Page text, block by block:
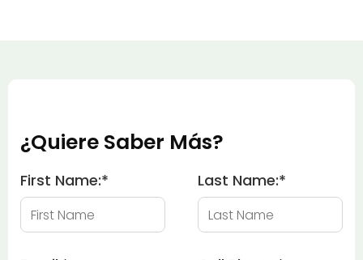
¿Quiere Saber Más?
First Name:* Last Name:*